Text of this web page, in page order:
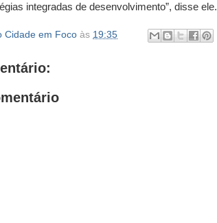
integradas de desenvolvimento”, disse ele.
Cidade em Foco às 19:35